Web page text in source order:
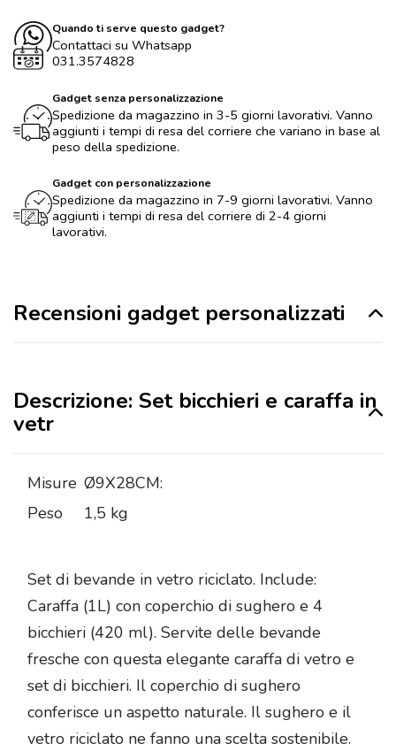
Quando ti serve questo gadget?
Contattaci su Whatsapp
031.3574828
Gadget senza personalizzazione
Spedizione da magazzino in 3-5 giorni lavorativi. Vanno
aggiunti i tempi di resa del corriere che variano in base al
peso della spedizione.
Gadget con personalizzazione
Spedizione da magazzino in 7-9 giorni lavorativi. Vanno
aggiunti i tempi di resa del corriere di 2-4 giorni
lavorativi.
Recensioni gadget personalizzati
Descrizione: Set bicchieri e caraffa in
vetr
Misure Ø9X28CM:
Peso
1,5 kg
Set di bevande in vetro riciclato. Include:
Caraffa (1L) con coperchio di sughero e 4
bicchieri (420 ml). Servite delle bevande
fresche con questa elegante caraffa di vetro e
set di bicchieri. Il coperchio di sughero
conferisce un aspetto naturale. Il sughero e il
vetro riciclato ne fanno una scelta sostenibile.